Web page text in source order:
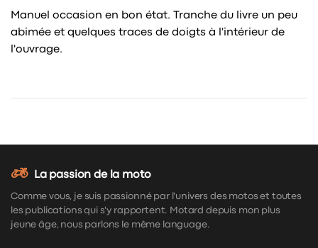
Manuel occasion en bon état. Tranche du livre un peu
abimée et quelques traces de doigts à l'intérieur de
l'ouvrage.
La passion de la moto
Comme vous, je suis passionné par l'univers des motos et toutes
les publications qui s'y rapportent. Motard depuis mon plus
jeune âge, nous parlons le même language.